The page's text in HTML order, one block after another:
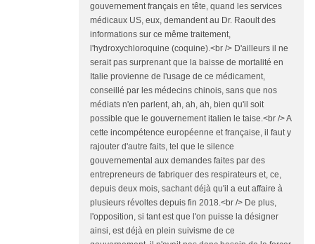
gouvernement français en tête, quand les services
médicaux US, eux, demandent au Dr. Raoult des
informations sur ce même traitement,
l'hydroxychloroquine (coquine).<br /> D'ailleurs il ne
serait pas surprenant que la baisse de mortalité en
Italie provienne de l'usage de ce médicament,
conseillé par les médecins chinois, sans que nos
médiats n'en parlent, ah, ah, ah, bien qu'il soit
possible que le gouvernement italien le taise.<br /> A
cette incompétence européenne et française, il faut y
rajouter d'autre faits, tel que le silence
gouvernemental aux demandes faites par des
entrepreneurs de fabriquer des respirateurs et, ce,
depuis deux mois, sachant déjà qu'il a eut affaire à
plusieurs révoltes depuis fin 2018.<br /> De plus,
l'opposition, si tant est que l'on puisse la désigner
ainsi, est déjà en plein suivisme de ce